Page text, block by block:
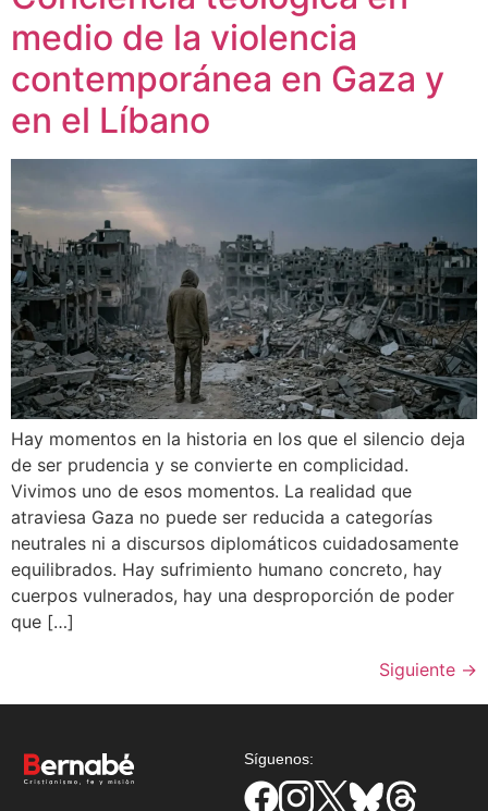
medio de la violencia
contemporánea en Gaza y
en el Líbano
Hay momentos en la historia en los que el silencio deja
de ser prudencia y se convierte en complicidad.
Vivimos uno de esos momentos. La realidad que
atraviesa Gaza no puede ser reducida a categorías
neutrales ni a discursos diplomáticos cuidadosamente
equilibrados. Hay sufrimiento humano concreto, hay
cuerpos vulnerados, hay una desproporción de poder
que […]
Siguiente →
Síguenos: